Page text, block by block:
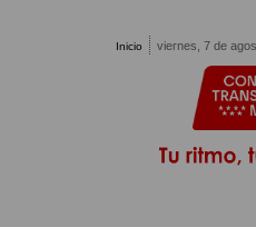
Inicio viernes, 7 de